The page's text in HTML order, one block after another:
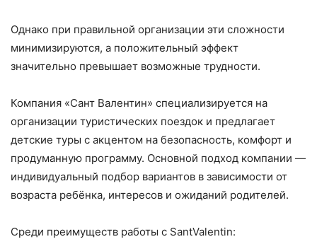
Однако при правильной организации эти сложности
минимизируются, а положительный эффект
значительно превышает возможные трудности.
Компания «Сант Валентин» специализируется на
организации туристических поездок и предлагает
детские туры с акцентом на безопасность, комфорт и
продуманную программу. Основной подход компании —
индивидуальный подбор вариантов в зависимости от
возраста ребёнка, интересов и ожиданий родителей.
Среди преимуществ работы с SantValentin: